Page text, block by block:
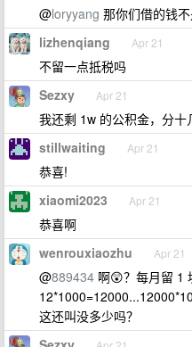
@loryyang 那你们借的钱
lizhenqiang Apr 21
不留一点抵税吗
Sezxy Apr 21
我还剩 1w 的公积金，分十
stillwaiting Apr 21
恭喜!
xiaomi2023 Apr 21
恭喜啊
wenrouxiaozhu Apr 21
@889434 啊😲？每月留 1
这还叫没多少吗？